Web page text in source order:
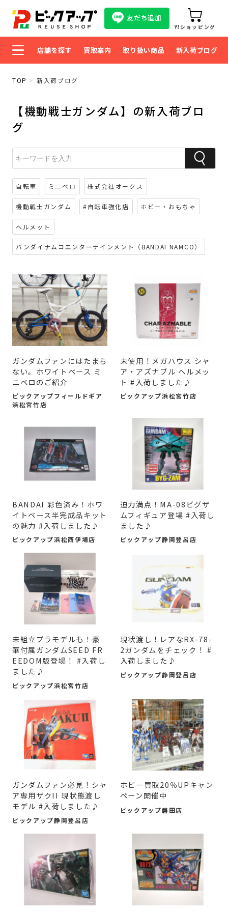
友だち追加
Y!ショッピング
店舗を探す 買取案内 取り扱い商品 新入荷ブログ
TOP 新入荷ブログ
【機動戦士ガンダム】の新入荷ブロ
グ
自転車 ミニベロ 株式会社オークス
機動戦士ガンダム #自転車強化店 ホビー・おもちゃ
ヘルメット
バンダイナムコエンターテインメント（BANDAI NAMCO）
ガンダムファンにはたまら
ない。ホワイトベース ミ
ニベロのご紹介
ピックアップフィールドギア
浜松宮竹店
未使用！メガハウス シャ
ア・アズナブル ヘルメッ
ト #入荷しました♪
ピックアップ浜松宮竹店
BANDAI 彩色済み！ホワ
イトベース半完成品キット
の魅力 #入荷しました♪
ピックアップ浜松西伊場店
迫力満点！MA-08ビグザ
ムフィギュア登場 #入荷し
ました♪
ピックアップ静岡登呂店
未組立プラモデルも！豪
華付属ガンダムSEED FR
EEDOM版登場！ #入荷し
ました♪
ピックアップ浜松宮竹店
現状渡し！レアなRX-78-
2ガンダムをチェック！ #
入荷しました♪
ピックアップ静岡登呂店
ガンダムファン必見！シャ
ア専用ザクII 現状態渡し
モデル #入荷しました♪
ピックアップ静岡登呂店
ホビー買取20％UPキャン
ペーン開催中
ピックアップ磐田店